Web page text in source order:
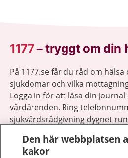
1177–tryggt om din
På 1177.se får du råd om
sjukdomar och vilka
Logga in för att läsa din journal
vårdärenden. Ring
sjukvårdsrådgivning dygnet
Den här webbplatsen
kakor